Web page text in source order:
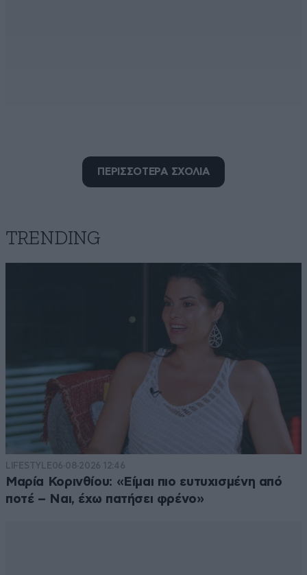
Χώρα ψέματος 29·03·2019 15:49
στον Αλβανό, αλλά όχι μάγκα μου φταίς εσύ ο
29·03·2019 17:39
Τι είπες τώρα!!!
Απαντήστε 0
Πλιατσικολογος εθνικιστής 29·03·2019 15:41
Κλασσικό δείγμα ελληναρα σεξιστη υπερπατριωτη.
ΠΕΡΙΣΣΟΤΕΡΑ ΣΧΟΛΙΑ
TRENDING
LIFESTYLE06·08·2026 12:46
Μαρία Κορινθίου: «Είμαι πιο ευτυχισμένη από
ποτέ – Ναι, έχω πατήσει φρένο»